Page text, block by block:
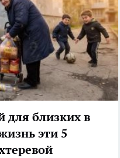
для близких в
эти 5